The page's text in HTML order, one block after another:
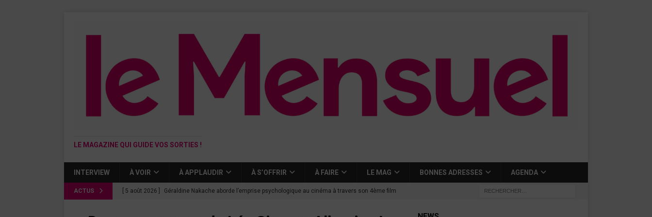
LE MAGAZINE QUI GUIDE VOS SORTIES !
INTERVIEW À VOIR À APPLAUDIR À S’OFFRIR À FAIRE LE MAG BONNES ADRESSES AGENDA
ACTUS [ 5 août 2026 ] Géraldine Nakache aborde l’emprise psychologique au cinéma à travers son 4ème film